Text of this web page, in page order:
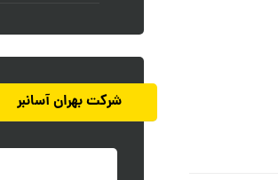
شرکت بهران آسانبر